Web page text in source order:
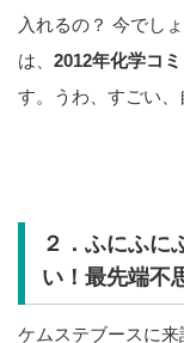
入れるの？ 今でし
は、 2012年化学コ
す。うわ、すごい、
２．ふにふに
い！最先端不
ケムステブースに